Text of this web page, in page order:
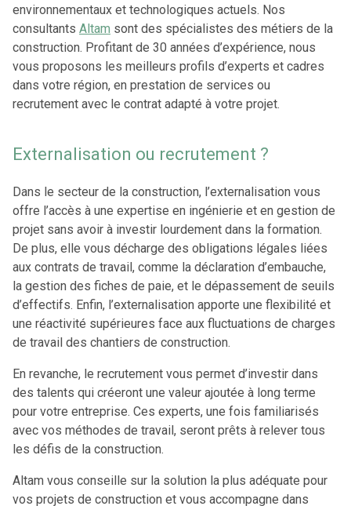
environnementaux et technologiques actuels. Nos
consultants Altam sont des spécialistes des métiers de la
construction. Profitant de 30 années d’expérience, nous
vous proposons les meilleurs profils d’experts et cadres
dans votre région, en prestation de services ou
recrutement avec le contrat adapté à votre projet.
Externalisation ou recrutement ?
Dans le secteur de la construction, l’externalisation vous
offre l’accès à une expertise en ingénierie et en gestion de
projet sans avoir à investir lourdement dans la formation.
De plus, elle vous décharge des obligations légales liées
aux contrats de travail, comme la déclaration d’embauche,
la gestion des fiches de paie, et le dépassement de seuils
d’effectifs. Enfin, l’externalisation apporte une flexibilité et
une réactivité supérieures face aux fluctuations de charges
de travail des chantiers de construction.
En revanche, le recrutement vous permet d’investir dans
des talents qui créeront une valeur ajoutée à long terme
pour votre entreprise. Ces experts, une fois familiarisés
avec vos méthodes de travail, seront prêts à relever tous
les défis de la construction.
Altam vous conseille sur la solution la plus adéquate pour
vos projets de construction et vous accompagne dans